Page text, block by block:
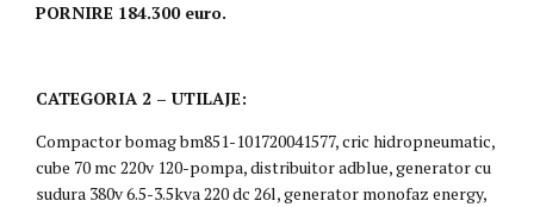
PORNIRE 184.300 euro.
CATEGORIA 2 – UTILAJE:
Compactor bomag bm851-101720041577, cric hidropneumatic,
cube 70 mc 220v 120-pompa, distribuitor adblue, generator cu
sudura 380v 6.5-3.5kva 220 dc 26l, generator monofaz energy,